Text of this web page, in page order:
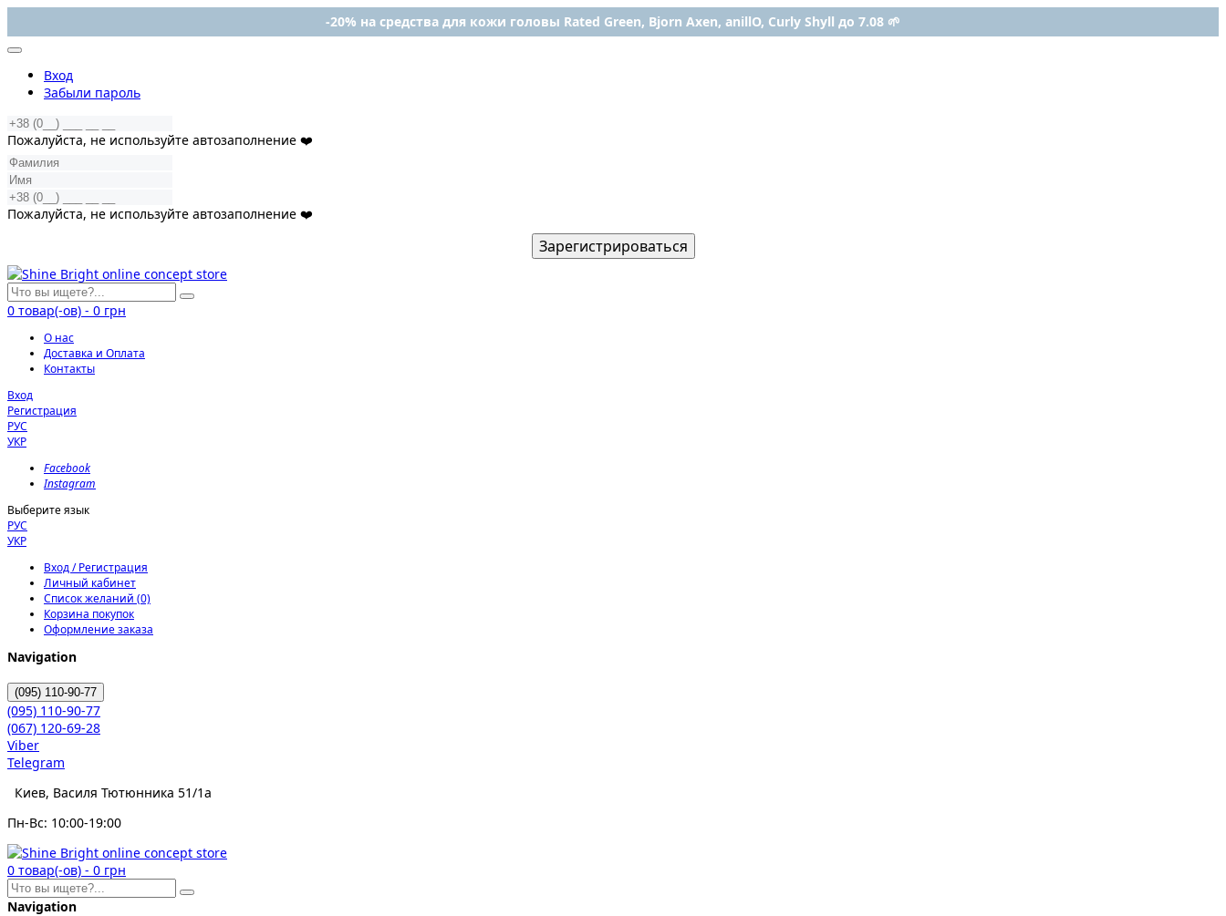
-20% на средства для кожи головы Rated Green, Bjorn Axen, anillO, Curly Shyll до 7.08 🌱
Вход
Забыли пароль
Пожалуйста, не используйте автозаполнение ❤️
Пожалуйста, не используйте автозаполнение ❤️
Зарегистрироваться
0 товар(-ов) - 0 грн
О нас
Доставка и Оплата
Контакты
Вход
Регистрация
РУС
УКР
Facebook
Instagram
Выберите язык
РУС
УКР
Вход / Регистрация
Личный кабинет
Список желаний (0)
Корзина покупок
Оформление заказа
Navigation
(095) 110-90-77
(095) 110-90-77
(067) 120-69-28
Viber
Telegram
Киев, Василя Тютюнника 51/1а
Пн-Вс: 10:00-19:00
0 товар(-ов) - 0 грн
Navigation